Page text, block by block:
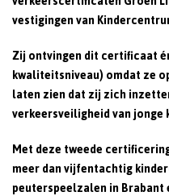
vestigingen van
Zij ontvingen dit certificaat
kwaliteitsniveau) omdat ze
laten zien dat zij zich
verkeersveiligheid van jonge
Met deze tweede
meer dan vijfentachtig
peuterspeelzalen in